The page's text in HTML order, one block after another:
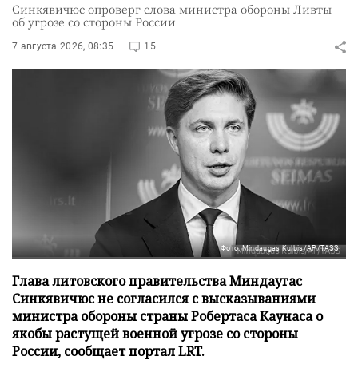
Синкявичюс опроверг слова министра обороны Ливты
об угрозе со стороны России
7 августа 2026, 08:35 15
Фото: Mindaugas Kulbis/AP/TASS
Глава литовского правительства Миндаугас
Синкявичюс не согласился с высказываниями
министра обороны страны Робертаса Каунаса о
якобы растущей военной угрозе со стороны
России, сообщает портал LRT.